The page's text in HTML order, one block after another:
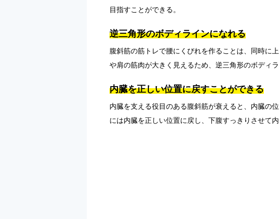
目指すことができる。
逆三角形のボディラインになれる
腹斜筋の筋トレで腰にくびれを作ることは、同時に
や肩の筋肉が大きく見えるため、逆三角形のボディ
内臓を正しい位置に戻すことができる
内臓を支える役目のある腹斜筋が衰えると、内臓の
には内臓を正しい位置に戻し、下腹すっきりさせて